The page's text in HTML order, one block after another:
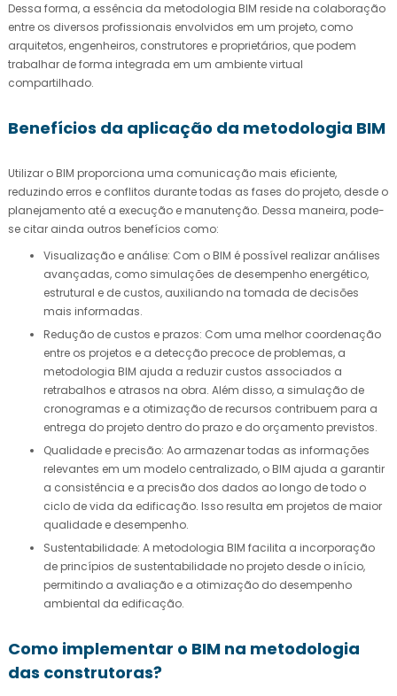
Dessa forma, a essência da metodologia BIM reside na colaboração
entre os diversos profissionais envolvidos em um projeto, como
arquitetos, engenheiros, construtores e proprietários, que podem
trabalhar de forma integrada em um ambiente virtual
compartilhado.
Benefícios da aplicação da metodologia BIM
Utilizar o BIM proporciona uma comunicação mais eficiente,
reduzindo erros e conflitos durante todas as fases do projeto, desde o
planejamento até a execução e manutenção. Dessa maneira, pode-
se citar ainda outros benefícios como:
Visualização e análise: Com o BIM é possível realizar análises
avançadas, como simulações de desempenho energético,
estrutural e de custos, auxiliando na tomada de decisões
mais informadas.
Redução de custos e prazos: Com uma melhor coordenação
entre os projetos e a detecção precoce de problemas, a
metodologia BIM ajuda a reduzir custos associados a
retrabalhos e atrasos na obra. Além disso, a simulação de
cronogramas e a otimização de recursos contribuem para a
entrega do projeto dentro do prazo e do orçamento previstos.
Qualidade e precisão: Ao armazenar todas as informações
relevantes em um modelo centralizado, o BIM ajuda a garantir
a consistência e a precisão dos dados ao longo de todo o
ciclo de vida da edificação. Isso resulta em projetos de maior
qualidade e desempenho.
Sustentabilidade: A metodologia BIM facilita a incorporação
de princípios de sustentabilidade no projeto desde o início,
permitindo a avaliação e a otimização do desempenho
ambiental da edificação.
Como implementar o BIM na metodologia
das construtoras?